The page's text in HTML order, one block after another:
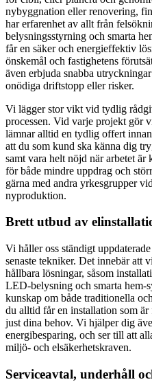
nybyggnation eller renovering,
har erfarenhet av allt från
belysningsstyrning och smarta
får en säker och energieffektiv
önskemål och fastighetens
även erbjuda snabba
onödiga driftstopp eller risker.
Vi lägger stor vikt vid tydlig
processen. Vid varje projekt gör
lämnar alltid en tydlig offert
att du som kund ska känna dig
samt vara helt nöjd när arbetet
för både mindre uppdrag och
gärna med andra yrkesgrupper
nyproduktion.
Brett utbud av
Vi håller oss ständigt
senaste tekniker. Det innebär att
hållbara lösningar, såsom
LED-belysning och smarta hem-
kunskap om både traditionella
du alltid får en installation som är
just dina behov. Vi hjälper dig
energibesparing, och ser till att
miljö- och elsäkerhetskraven.
Serviceavtal, underhåll